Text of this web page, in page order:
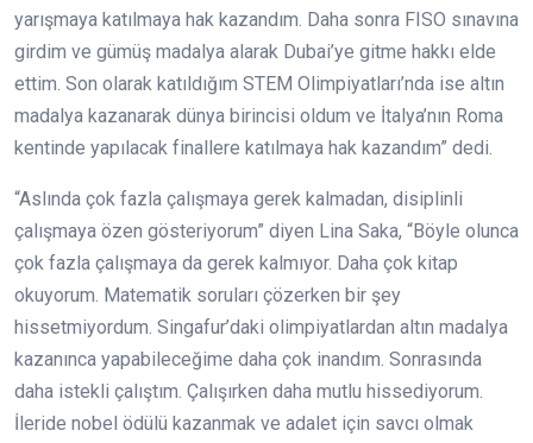
yarışmaya katılmaya hak kazandım. Daha sonra FISO sınavına
girdim ve gümüş madalya alarak Dubai’ye gitme hakkı elde
ettim. Son olarak katıldığım STEM Olimpiyatları’nda ise altın
madalya kazanarak dünya birincisi oldum ve İtalya’nın Roma
kentinde yapılacak finallere katılmaya hak kazandım” dedi.
“Aslında çok fazla çalışmaya gerek kalmadan, disiplinli
çalışmaya özen gösteriyorum” diyen Lina Saka, “Böyle olunca
çok fazla çalışmaya da gerek kalmıyor. Daha çok kitap
okuyorum. Matematik soruları çözerken bir şey
hissetmiyordum. Singafur’daki olimpiyatlardan altın madalya
kazanınca yapabileceğime daha çok inandım. Sonrasında
daha istekli çalıştım. Çalışırken daha mutlu hissediyorum.
İleride nobel ödülü kazanmak ve adalet için savcı olmak